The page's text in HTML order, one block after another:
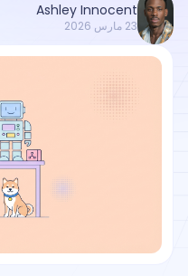
Ashley Innocent
23 مارس 2026